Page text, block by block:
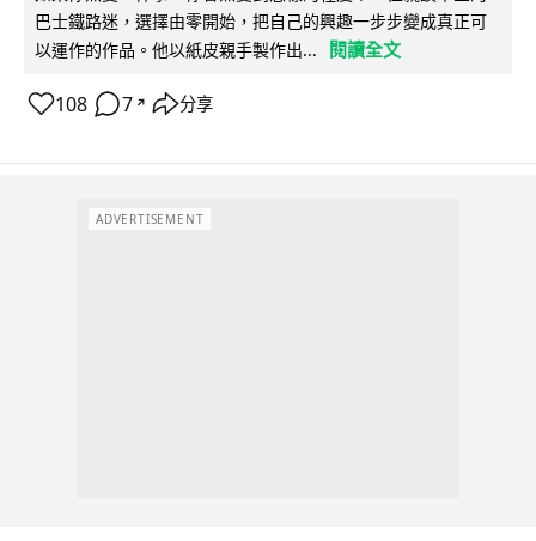
巴士鐵路迷，選擇由零開始，把自己的興趣一步步變成真正可
以運作的作品。他以紙皮親手製作出...
閱讀全文
108 7 ↗ 分享
ADVERTISEMENT